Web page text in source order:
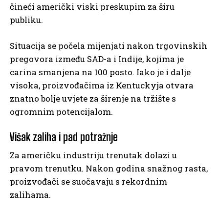
čineći američki viski preskupim za širu
publiku.
Situacija se počela mijenjati nakon trgovinskih
pregovora između SAD-a i Indije, kojima je
carina smanjena na 100 posto. Iako je i dalje
visoka, proizvođačima iz Kentuckyja otvara
znatno bolje uvjete za širenje na tržište s
ogromnim potencijalom.
Višak zaliha i pad potražnje
Za američku industriju trenutak dolazi u
pravom trenutku. Nakon godina snažnog rasta,
proizvođači se suočavaju s rekordnim
zalihama.